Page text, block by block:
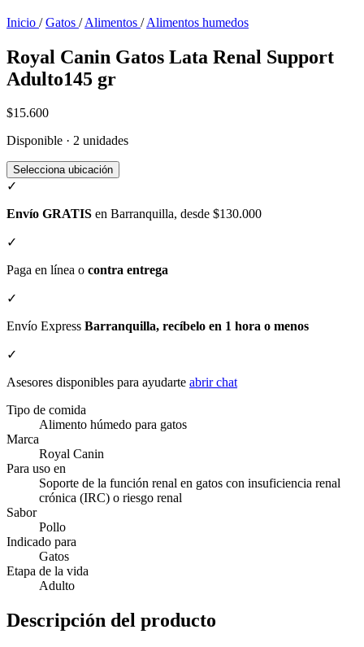
Inicio / Gatos / Alimentos / Alimentos humedos
Royal Canin Gatos Lata Renal Support
Adulto145 gr
$15.600
Disponible · 2 unidades
Selecciona ubicación
✓
Envío GRATIS en Barranquilla, desde $130.000
✓
Paga en línea o contra entrega
✓
Envío Express Barranquilla, recíbelo en 1 hora o menos
✓
Asesores disponibles para ayudarte abrir chat
Tipo de comida
Alimento húmedo para gatos
Marca
Royal Canin
Para uso en
Soporte de la función renal en gatos con insuficiencia renal
crónica (IRC) o riesgo renal
Sabor
Pollo
Indicado para
Gatos
Etapa de la vida
Adulto
Descripción del producto